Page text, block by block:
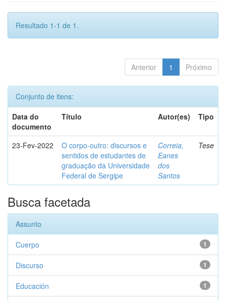
Resultado 1-1 de 1.
Anterior 1 Próximo
Conjunto de itens:
Data do
documento
Título Autor(es) Tipo
23-Fev-2022
O corpo-outro: discursos e
sentidos de estudantes de
graduação da Universidade
Federal de Sergipe
Correia,
Eanes
dos
Santos
Tese
Busca facetada
Assunto
1
Cuerpo
1
Discurso
1
Educación